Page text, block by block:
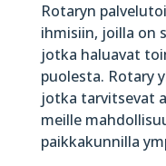
Rotaryn
ihmisiin, joilla on
jotka haluavat
puolesta. Rotary
jotka tarvitsevat
meille
paikkakunnilla